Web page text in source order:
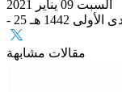
السبت 09 يناير 2021
الأولى 1442 هـ
مقالات مشابهة